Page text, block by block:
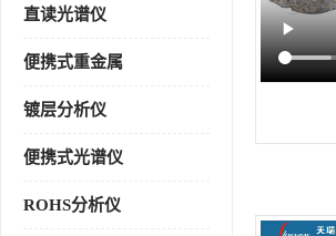
直读光谱仪
便携式重金属
镀层分析仪
便携式光谱仪
ROHS分析仪